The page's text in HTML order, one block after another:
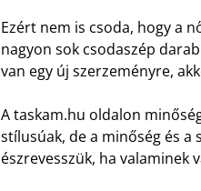
Ezért nem is csoda, hogy a
nagyon sok csodaszép
van egy új szerzeményre,
A taskam.hu oldalon
stílusúak, de a minőség és
észrevesszük, ha valaminek